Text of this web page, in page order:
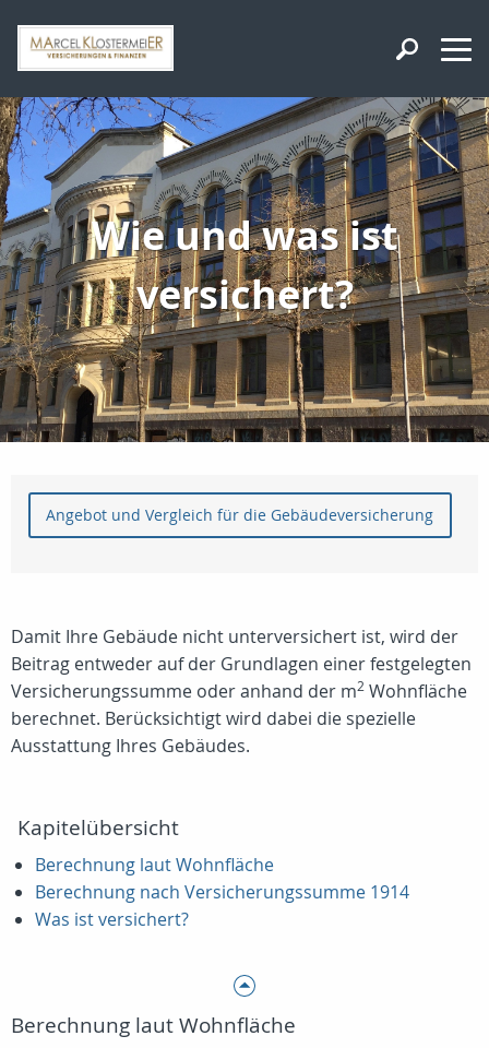
Wie und was ist
versichert?
Angebot und Vergleich für die Gebäudeversicherung
Damit Ihre Gebäude nicht unterversichert ist, wird der
Beitrag entweder auf der Grundlagen einer festgelegten
Versicherungssumme oder anhand der m2 Wohnfläche
berechnet. Berücksichtigt wird dabei die spezielle
Ausstattung Ihres Gebäudes.
Kapitelübersicht
Berechnung laut Wohnfläche
Berechnung nach Versicherungssumme 1914
Was ist versichert?
Berechnung laut Wohnfläche